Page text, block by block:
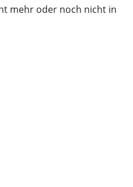
mehr oder noch nicht in